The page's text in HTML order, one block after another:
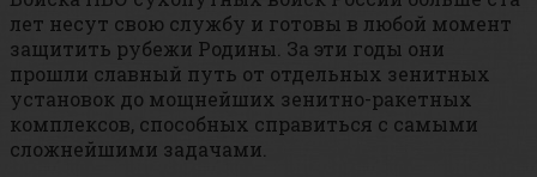
лет несут свою службу и готовы в любой момент
защитить рубежи Родины. За эти годы они
прошли славный путь от отдельных зенитных
установок до мощнейших зенитно-ракетных
комплексов, способных справиться с самыми
сложнейшими задачами.